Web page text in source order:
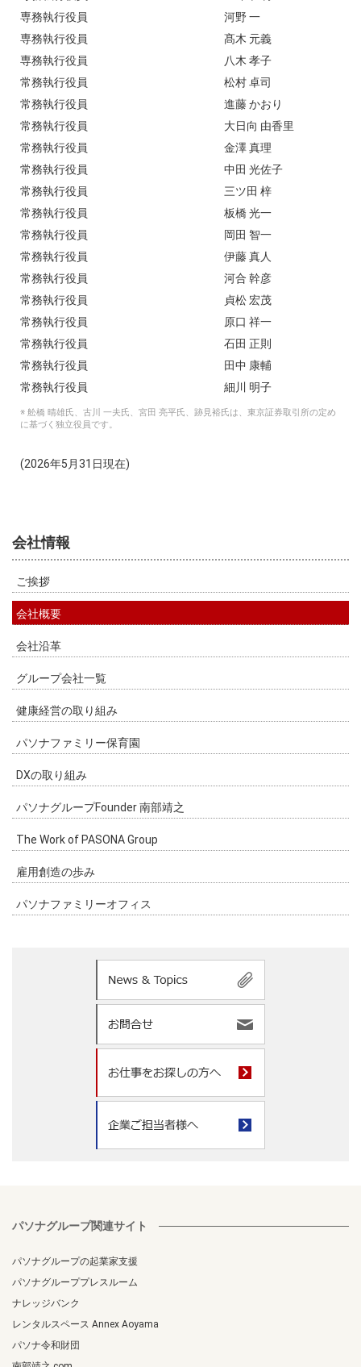
専務執行役員
河野 一
専務執行役員
髙木 元義
専務執行役員
八木 孝子
常務執行役員
松村 卓司
常務執行役員
進藤 かおり
常務執行役員
大日向 由香里
常務執行役員
金澤 真理
常務執行役員
中田 光佐子
常務執行役員
三ツ田 梓
常務執行役員
板橋 光一
常務執行役員
岡田 智一
常務執行役員
伊藤 真人
常務執行役員
河合 幹彦
常務執行役員
貞松 宏茂
常務執行役員
原口 祥一
常務執行役員
石田 正則
常務執行役員
田中 康輔
常務執行役員
細川 明子
※ 舩橋 晴雄氏、古川 一夫氏、宮田 亮平氏、跡見裕氏は、東京証券取引所の定め
に基づく独立役員です。
(2026年5月31日現在)
会社情報
ご挨拶
会社概要
会社沿革
グループ会社一覧
健康経営の取り組み
パソナファミリー保育園
DXの取り組み
パソナグループFounder 南部靖之
The Work of PASONA Group
雇用創造の歩み
パソナファミリーオフィス
パソナグループ関連サイト
パソナグループの起業家支援
パソナグループプレスルーム
ナレッジバンク
レンタルスペース Annex Aoyama
パソナ令和財団